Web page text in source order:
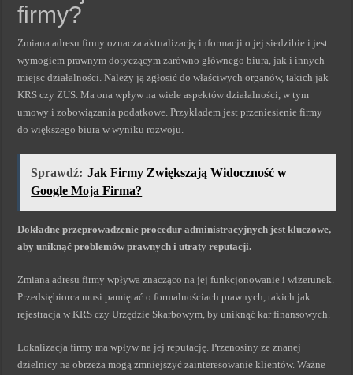
firmy?
Zmiana adresu firmy oznacza aktualizację informacji o jej siedzibie i jest
wymogiem prawnym dotyczącym zarówno głównego biura, jak i innych
miejsc działalności. Należy ją zgłosić do właściwych organów, takich jak
KRS czy ZUS. Ma ona wpływ na wiele aspektów działalności, w tym
umowy i zobowiązania podatkowe. Przykładem jest przeniesienie firmy
do większego biura w wyniku rozwoju.
Sprawdź: Jak Firmy Zwiększają Widoczność w
Google Moja Firma?
Dokładne przeprowadzenie procedur administracyjnych jest kluczowe,
aby uniknąć problemów prawnych i utraty reputacji.
Zmiana adresu firmy wpływa znacząco na jej funkcjonowanie i wizerunek.
Przedsiębiorca musi pamiętać o formalnościach prawnych, takich jak
rejestracja w KRS czy Urzędzie Skarbowym, by uniknąć kar finansowych.
Lokalizacja firmy ma wpływ na jej reputację. Przenosiny ze znanej
dzielnicy na obrzeża mogą zmniejszyć zainteresowanie klientów. Ważne